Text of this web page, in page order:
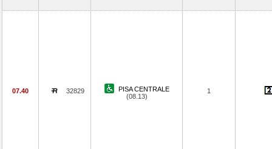
07.40 32829
PISA CENTRALE
(08.13)
1